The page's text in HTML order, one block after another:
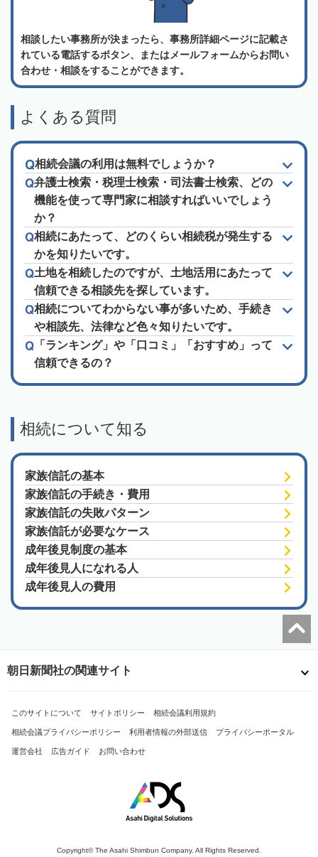
相談したい事務所が決まったら、事務所詳細ページに記載さ
れている電話するボタン、またはメールフォームからお問い
合わせ・相談をすることができます。
よくある質問
相続会議の利用は無料でしょうか？
弁護士検索・税理士検索・司法書士検索、どの
機能を使って専門家に相談すればいいでしょう
か？
相続にあたって、どのくらい相続税が発生する
かを知りたいです。
土地を相続したのですが、土地活用にあたって
信頼できる相談先を探しています。
相続についてわからない事が多いため、手続き
や相談先、法律など色々知りたいです。
「ランキング」や「口コミ」「おすすめ」って
信頼できるの？
相続について知る
家族信託の基本
家族信託の手続き・費用
家族信託の失敗パターン
家族信託が必要なケース
成年後見制度の基本
成年後見人になれる人
成年後見人の費用
朝日新聞社の関連サイト
このサイトについて サイトポリシー 相続会議利用規約
相続会議プライバシーポリシー 利用者情報の外部送信 プライバシーポータル
運営会社 広告ガイド お問い合わせ
Copyright© The Asahi Shimbun Company. All Rights Reserved.